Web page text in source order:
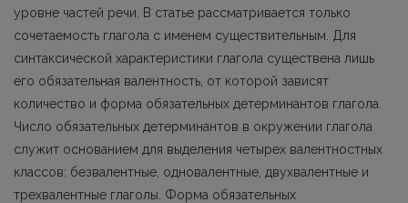
уровне частей речи. В статье рассматривается только
сочетаемость глагола с именем существительным. Для
синтаксической характеристики глагола существена лишь
его обязательная валентность, от которой зависят
количество и форма обязательных детерминантов глагола.
Число обязательных детерминантов в окружении глагола
служит основанием для выделения четырех валентностных
классов: безвалентные, одновалентные, двухвалентные и
трехвалентные глаголы. Форма обязательных